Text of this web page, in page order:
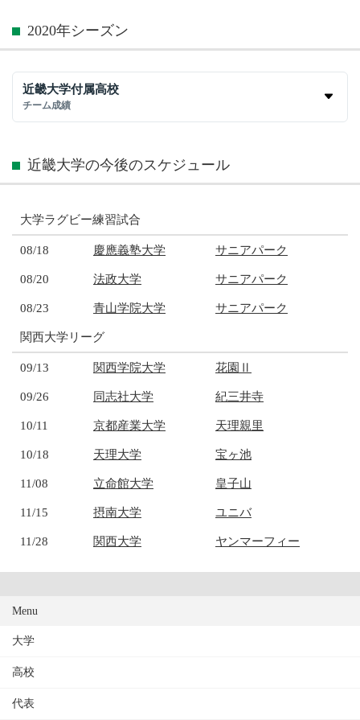
2020年シーズン
近畿大学付属高校
チーム成績
近畿大学の今後のスケジュール
大学ラグビー練習試合
08/18 慶應義塾大学 サニアパーク
08/20 法政大学 サニアパーク
08/23 青山学院大学 サニアパーク
関西大学リーグ
09/13 関西学院大学 花園Ⅱ
09/26 同志社大学 紀三井寺
10/11 京都産業大学 天理親里
10/18 天理大学 宝ヶ池
11/08 立命館大学 皇子山
11/15 摂南大学 ユニバ
11/28 関西大学 ヤンマーフィー
Menu
大学
高校
代表